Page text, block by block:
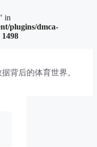
in
plugins/dmca-
1498
背后的体育世界。